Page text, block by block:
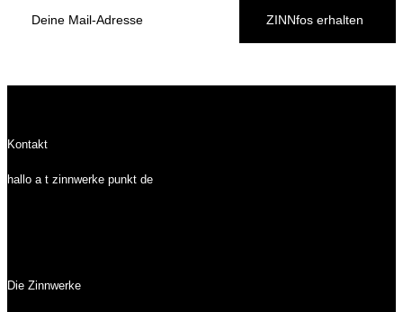
ZINNfos erhalten
Kontakt
hallo a t zinnwerke punkt de
Die Zinnwerke